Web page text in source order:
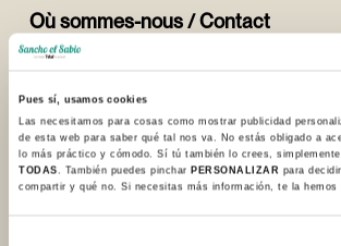
Pues sí, usamos cookies
Las necesitamos para cosas como mostrar publicidad
de esta web para saber qué tal nos va. No estás obligado a
lo más práctico y cómodo. Sí tú también lo crees,
TODAS . También puedes pincharPERSONALIZAR para
compartir y qué no. Si necesitas más información, te la hemos
Où sommes-nous / Contact
+34 945 253932
+34 945 250983
info@sanchoelsabio.eus
Contacter la